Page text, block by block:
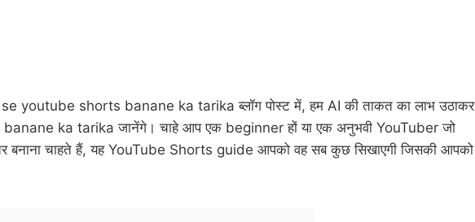
youtube shorts banane ka tarika ब्लॉग पोस्ट में, हम AI की ताकत का लाभ उठाकर
ka tarika जानेंगे। चाहे आप एक beginner हों या एक अनुभवी YouTuber जो
बनाना चाहते हैं, यह YouTube Shorts guide आपको वह सब कुछ सिखाएगी जिसकी आपको